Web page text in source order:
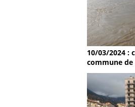
10/03/2024 :
commune de